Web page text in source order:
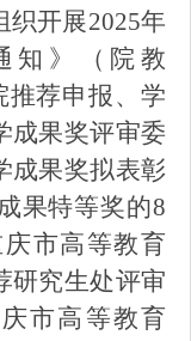
织开展2025年
知》（院教
推荐申报、学
成果奖评审委
成果奖拟表彰
果特等奖的8
市高等教育
研究生处评审
市高等教育